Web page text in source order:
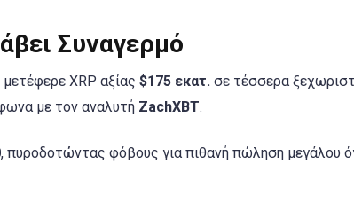
Συναγερμό
μετέφερε XRP αξίας $175 εκατ. σε τέσσερα
με τον αναλυτή ZachXBT.
, πυροδοτώντας φόβους για πιθανή πώληση μεγάλου